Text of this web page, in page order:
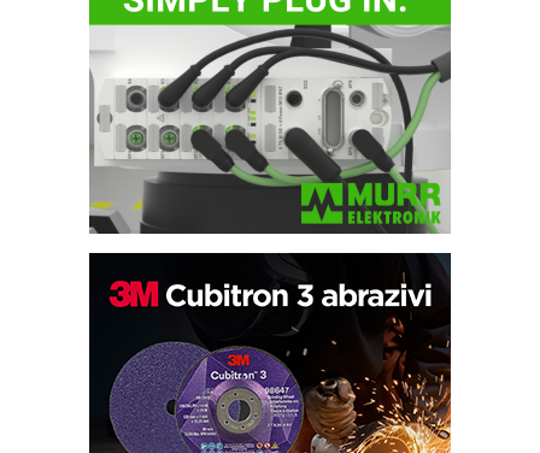
Trajna oznaka kao dugoročna korist
Bezbednost na prvom mestu!
IB BLUMENAUER - više od 40 godina
poverenja u industriji